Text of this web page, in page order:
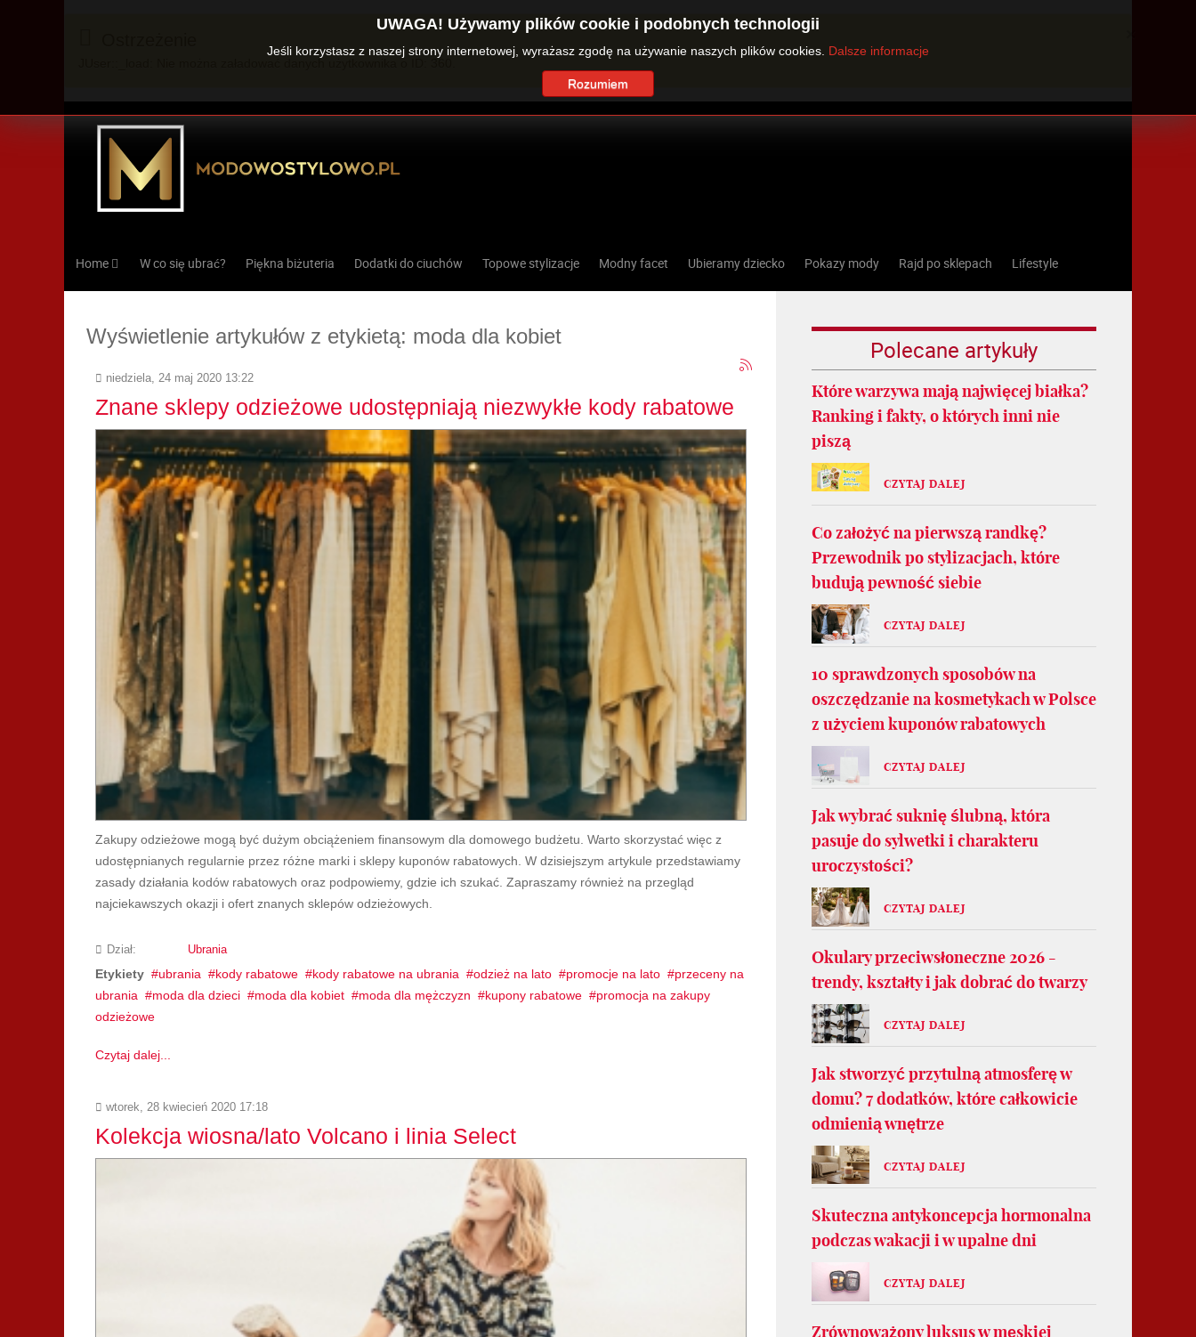
Home W co się ubrać? Piękna biżuteria Dodatki do ciuchów Topowe stylizacje Modny facet Ubieramy dziecko Pokazy mody Rajd po sklepach Lifestyle
Wyświetlenie artykułów z etykietą: moda dla kobiet
niedziela, 24 maj 2020 13:22
Znane sklepy odzieżowe udostępniają niezwykłe kody rabatowe
Zakupy odzieżowe mogą być dużym obciążeniem finansowym dla domowego budżetu. Warto skorzystać więc z
udostępnianych regularnie przez różne marki i sklepy kuponów rabatowych. W dzisiejszym artykule przedstawiamy
zasady działania kodów rabatowych oraz podpowiemy, gdzie ich szukać. Zapraszamy również na przegląd
najciekawszych okazji i ofert znanych sklepów odzieżowych.
Dział: Ubrania
Etykiety ubrania kody rabatowe kody rabatowe na ubrania odzież na lato promocje na lato
przeceny na
ubrania
moda dla dzieci moda dla kobiet moda dla mężczyzn kupony rabatowe
promocja na zakupy
odzieżowe
Czytaj dalej...
wtorek, 28 kwiecień 2020 17:18
Kolekcja wiosna/lato Volcano i linia Select
Polecane artykuły
Które warzywa mają najwięcej białka?
Ranking i fakty, o których inni nie
piszą
CZYTAJ DALEJ
Co założyć na pierwszą randkę?
Przewodnik po stylizacjach, które
budują pewność siebie
CZYTAJ DALEJ
10 sprawdzonych sposobów na
oszczędzanie na kosmetykach w Polsce
z użyciem kuponów rabatowych
CZYTAJ DALEJ
Jak wybrać suknię ślubną, która
pasuje do sylwetki i charakteru
uroczystości?
CZYTAJ DALEJ
Okulary przeciwsłoneczne 2026 -
trendy, kształty i jak dobrać do twarzy
CZYTAJ DALEJ
Jak stworzyć przytulną atmosferę w
domu? 7 dodatków, które całkowicie
odmienią wnętrze
CZYTAJ DALEJ
Skuteczna antykoncepcja hormonalna
podczas wakacji i w upalne dni
CZYTAJ DALEJ
Zrównoważony luksus w męskiej
UWAGA! Używamy plików cookie i podobnych technologii
Jeśli korzystasz z naszej strony internetowej, wyrażasz zgodę na używanie naszych plików cookies. Dalsze informacje
Rozumiem